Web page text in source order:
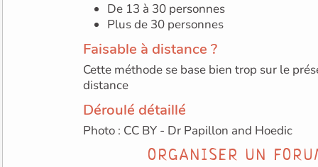
De 13 à 30 personnes
Plus de 30 personnes
Faisable à distance ?
Cette méthode se base bien trop sur le
distance
Déroulé détaillé
Photo : CC BY - Dr Papillon and Hoedic
ORGANISER UN